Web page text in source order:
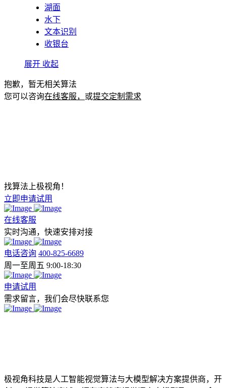
湖面
水下
文本识别
收银台
展开 收起
抱歉，暂无相关算法
您可以咨询在线客服， 或提交定制需求
找算法上极视角！
立即申请试用
在线客服
实时沟通，快速安排对接
电话咨询 400-825-6689
周一至周五 9:00-18:30
申请试用
需求留言，我们会尽快联系您
极视角科技是人工智能视觉算法与大模型解决方案提供商，开